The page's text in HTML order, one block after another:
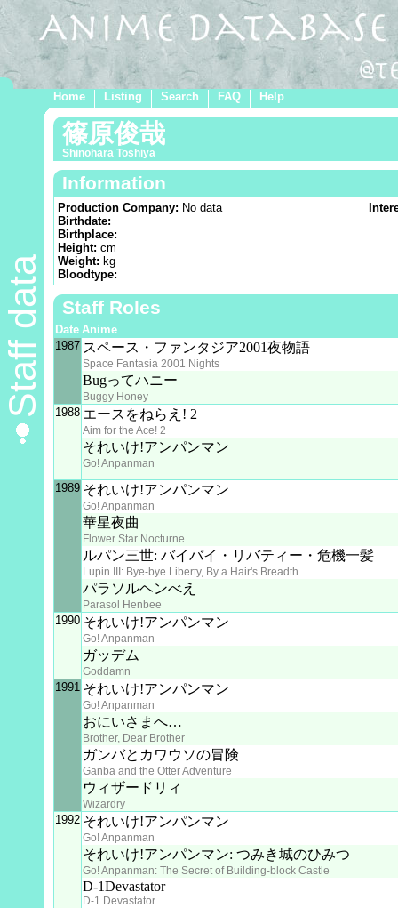
Home Listing Search FAQ Help
Staff data
篠原俊哉
Shinohara Toshiya
Information
Production Company: No data
Birthdate:
Birthplace:
Height: cm
Weight: kg
Bloodtype:
Staff Roles
Date Anime
1987 スペース・ファンタジア2001夜物語
Space Fantasia 2001 Nights
Bugってハニー
Buggy Honey
1988 エースをねらえ! 2
Aim for the Ace! 2
それいけ!アンパンマン
Go! Anpanman
1989 それいけ!アンパンマン
Go! Anpanman
華星夜曲
Flower Star Nocturne
ルパン三世: バイバイ・リバティー・危機一髪
Lupin III: Bye-bye Liberty, By a Hair's Breadth
パラソルヘンべえ
Parasol Henbee
1990 それいけ!アンパンマン
Go! Anpanman
ガッデム
Goddamn
1991 それいけ!アンパンマン
Go! Anpanman
おにいさまへ…
Brother, Dear Brother
ガンバとカワウソの冒険
Ganba and the Otter Adventure
ウィザードリィ
Wizardry
1992 それいけ!アンパンマン
Go! Anpanman
それいけ!アンパンマン: つみき城のひみつ
Go! Anpanman: The Secret of Building-block Castle
D-1Devastator
D-1 Devastator